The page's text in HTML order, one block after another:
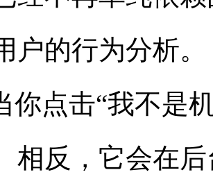
户的行为分析。
击“我不是机
相反，它会在